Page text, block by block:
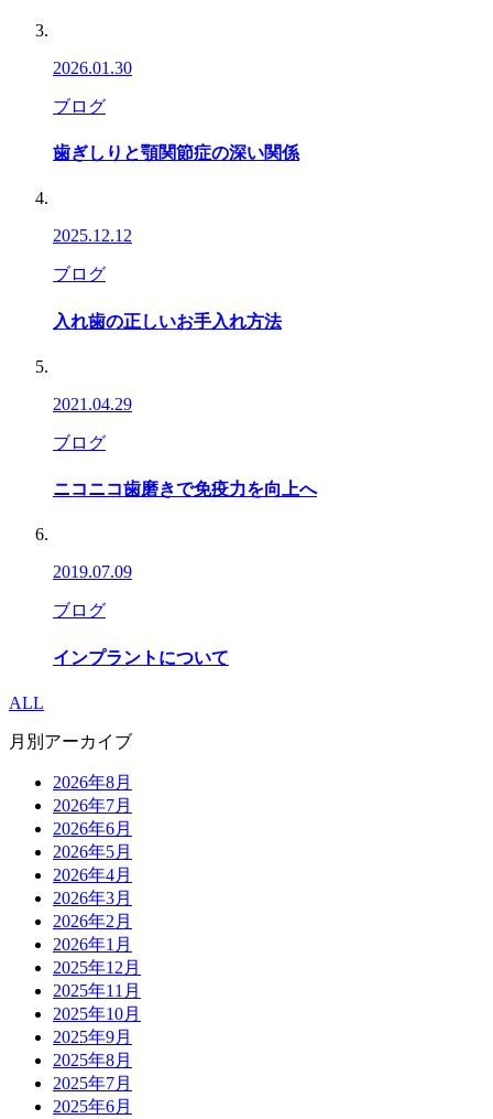
2026.01.30
ブログ
歯ぎしりと顎関節症の深い関係
2025.12.12
ブログ
入れ歯の正しいお手入れ方法
2021.04.29
ブログ
ニコニコ歯磨きで免疫力を向上へ
2019.07.09
ブログ
インプラントについて
ALL
月別アーカイブ
2026年8月
2026年7月
2026年6月
2026年5月
2026年4月
2026年3月
2026年2月
2026年1月
2025年12月
2025年11月
2025年10月
2025年9月
2025年8月
2025年7月
2025年6月